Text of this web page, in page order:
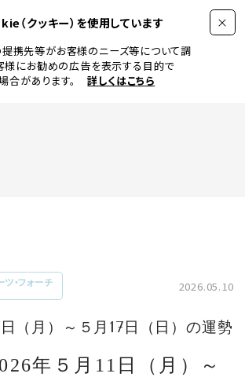
（クッキー）を使用しています
携先等がお客様のニーズ等について調
様にお勧めの広告を表示する目的で
があります。
詳しくはこちら
・フォーチ 2026.05.10
（月）～５月17日（日）の運勢
年５月11日（月）～